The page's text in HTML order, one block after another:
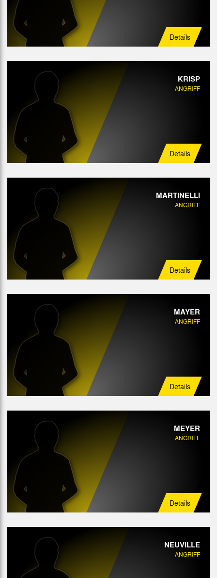
Details
KRISP
ANGRIFF
Details
MARTINELLI
ANGRIFF
Details
MAYER
ANGRIFF
Details
MEYER
ANGRIFF
Details
NEUVILLE
ANGRIFF